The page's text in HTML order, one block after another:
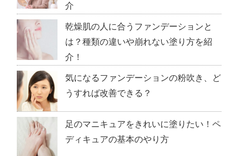
介
乾燥肌の人に合うファンデーションと
は？種類の違いや崩れない塗り方を紹
介！
気になるファンデーションの粉吹き、ど
うすれば改善できる？
足のマニキュアをきれいに塗りたい！ペ
ディキュアの基本のやり方